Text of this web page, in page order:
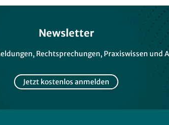
Newsletter
Rechtsprechungen, Praxiswissen und
Jetzt kostenlos anmelden